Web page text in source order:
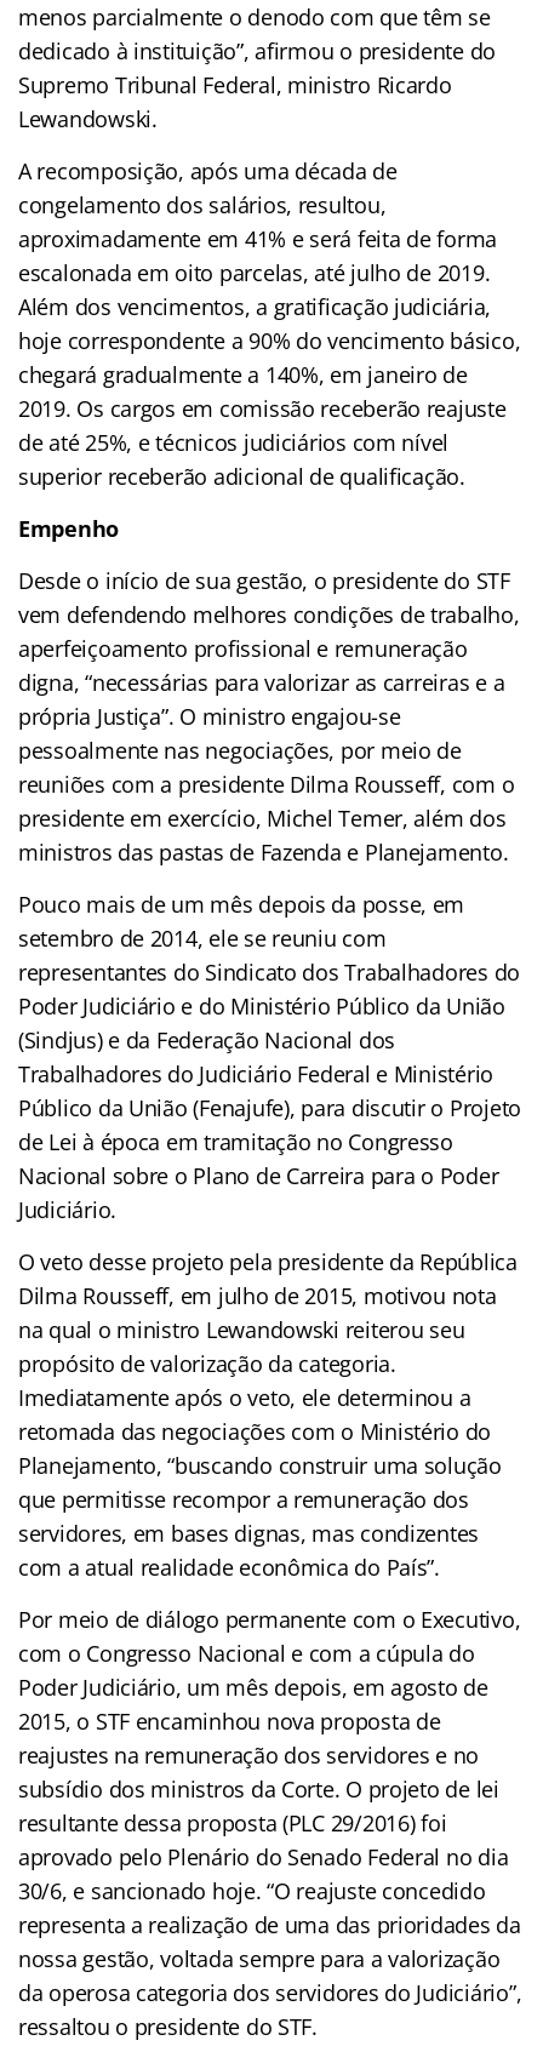
menos parcialmente o denodo com que têm se
dedicado à instituição”, afirmou o presidente do
Supremo Tribunal Federal, ministro Ricardo
Lewandowski.
A recomposição, após uma década de
congelamento dos salários, resultou,
aproximadamente em 41% e será feita de forma
escalonada em oito parcelas, até julho de 2019.
Além dos vencimentos, a gratificação judiciária,
hoje correspondente a 90% do vencimento básico,
chegará gradualmente a 140%, em janeiro de
2019. Os cargos em comissão receberão reajuste
de até 25%, e técnicos judiciários com nível
superior receberão adicional de qualificação.
Empenho
Desde o início de sua gestão, o presidente do STF
vem defendendo melhores condições de trabalho,
aperfeiçoamento profissional e remuneração
digna, “necessárias para valorizar as carreiras e a
própria Justiça”. O ministro engajou-se
pessoalmente nas negociações, por meio de
reuniões com a presidente Dilma Rousseff, com o
presidente em exercício, Michel Temer, além dos
ministros das pastas de Fazenda e Planejamento.
Pouco mais de um mês depois da posse, em
setembro de 2014, ele se reuniu com
representantes do Sindicato dos Trabalhadores do
Poder Judiciário e do Ministério Público da União
(Sindjus) e da Federação Nacional dos
Trabalhadores do Judiciário Federal e Ministério
Público da União (Fenajufe), para discutir o Projeto
de Lei à época em tramitação no Congresso
Nacional sobre o Plano de Carreira para o Poder
Judiciário.
O veto desse projeto pela presidente da República
Dilma Rousseff, em julho de 2015, motivou nota
na qual o ministro Lewandowski reiterou seu
propósito de valorização da categoria.
Imediatamente após o veto, ele determinou a
retomada das negociações com o Ministério do
Planejamento, “buscando construir uma solução
que permitisse recompor a remuneração dos
servidores, em bases dignas, mas condizentes
com a atual realidade econômica do País”.
Por meio de diálogo permanente com o Executivo,
com o Congresso Nacional e com a cúpula do
Poder Judiciário, um mês depois, em agosto de
2015, o STF encaminhou nova proposta de
reajustes na remuneração dos servidores e no
subsídio dos ministros da Corte. O projeto de lei
resultante dessa proposta (PLC 29/2016) foi
aprovado pelo Plenário do Senado Federal no dia
30/6, e sancionado hoje. “O reajuste concedido
representa a realização de uma das prioridades da
nossa gestão, voltada sempre para a valorização
da operosa categoria dos servidores do Judiciário”,
ressaltou o presidente do STF.